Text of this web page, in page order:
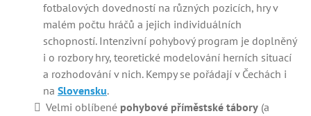
fotbalových dovedností na různých pozicích, hry v
malém počtu hráčů a jejich individuálních
schopností. Intenzivní pohybový program je doplněný
i o rozbory hry, teoretické modelování herních situací
a rozhodování v nich. Kempy se pořádají v Čechách i
na Slovensku.
Velmi oblíbené pohybové příměstské tábory (a